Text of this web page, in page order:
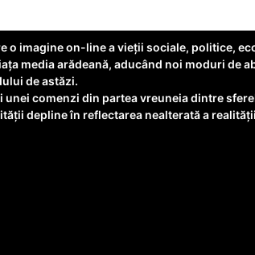
o imagine on-line a vieții sociale, politice,
media arădeană, aducând noi moduri de
de astăzi.
unei comenzi din partea vreuneia dintre
depline în reflectarea nealterată a